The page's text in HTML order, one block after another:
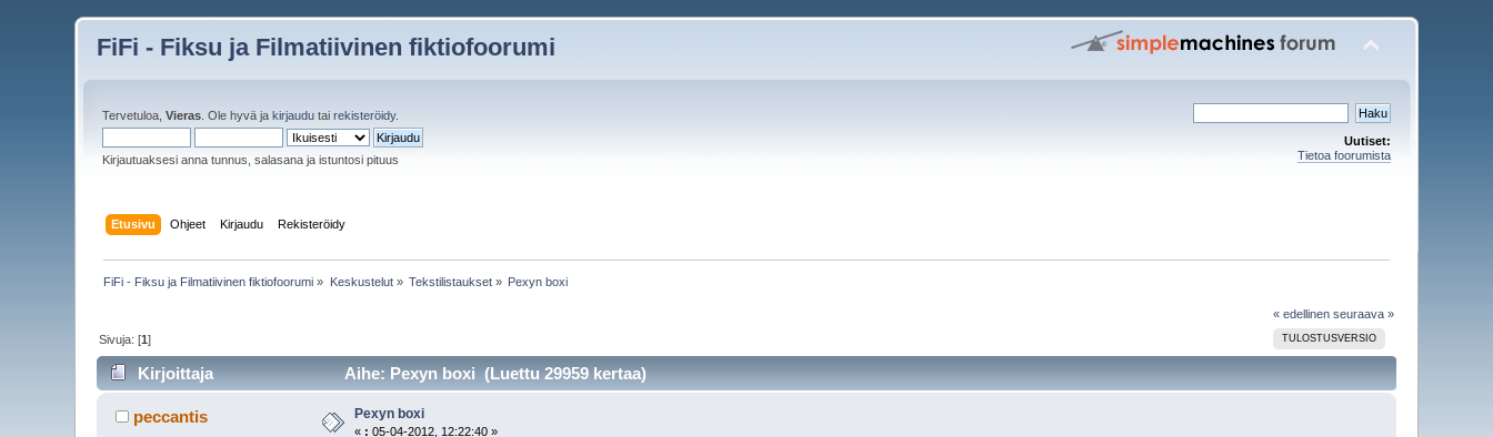
FiFi - Fiksu ja Filmatiivinen fiktiofoorumi
Tervetuloa,Vieras . Ole hyvä jakirjaudu tairekisteröidy.
Kirjautuaksesi anna tunnus, salasana ja istuntosi pituus
Uutiset:
Tietoa foorumista
Etusivu Ohjeet Kirjaudu Rekisteröidy
FiFi - Fiksu ja Filmatiivinen fiktiofoorumi » Keskustelut» Tekstilistaukset » Pexyn boxi
« edellinen seuraava »
TULOSTUSVERSIO
Sivuja: [1]
Kirjoittaja Aihe: Pexyn boxi (Luettu 29959 kertaa)
peccantis Pexyn boxi
« : 05-04-2012, 12:22:40 »